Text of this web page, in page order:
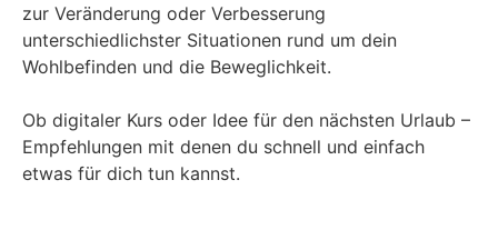
zur Veränderung oder Verbesserung
unterschiedlichster Situationen rund um dein
Wohlbefinden und die Beweglichkeit.
Ob digitaler Kurs oder Idee für den nächsten Urlaub –
Empfehlungen mit denen du schnell und einfach
etwas für dich tun kannst.